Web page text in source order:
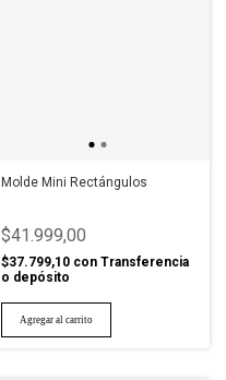
Molde Mini Rectángulos
$41.999,00
$37.799,10 con Transferencia
o depósito